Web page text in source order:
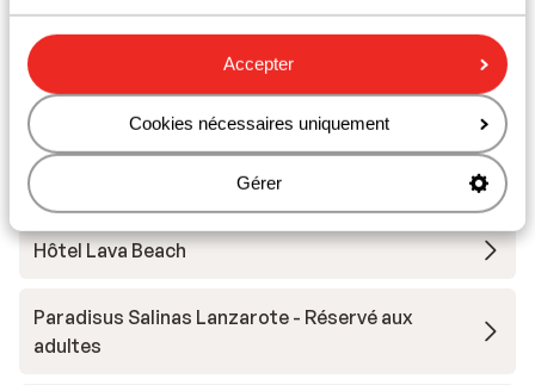
Accepter
Cookies nécessaires uniquement
Gérer
Autres hébergements - Lanzarote
Hôtel Fariones
Hôtel Lava Beach
Paradisus Salinas Lanzarote - Réservé aux
adultes